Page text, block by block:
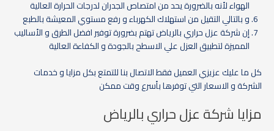
الهواء لأنه بالضرورة يحد من امتصاص الجدران لدرجات الحرارة العالية
و بالتالي التقيل من استهلاك الكهرباء و رفع مستوي المعيشة بالطبع
إن شركة عزل حراري بالرياض تهتم بضرورة توفير افضل الطرق و الأساليب
المميزة لتطبيق العزل علي الاسطح بالجودة و الكفاءة العالية
كل ما عليك عزيزي العميل فقط الاتصال بنا للتمتع بكل مزايا و خدمات
الشركة و الاسعار التي توفرها بأسرع وقت ممكن
مزايا شركة عزل حراري بالرياض